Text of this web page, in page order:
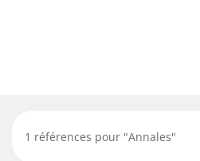
1 références pour "Annales"